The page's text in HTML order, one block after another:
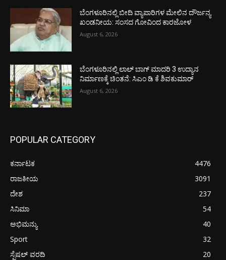
ಬೆಂಗಳೂರಿನಲ್ಲಿ ಬೀದಿ ವ್ಯಾಪಾರಿಗಳ ಮೇಲಿನ ದೌರ್ಜನ್ಯ
ಖಂಡನೀಯ: ಸಂಸದ ಗೋವಿಂದ ಕಾರಜೋಳ
August 6, 2026
ಬೆಂಗಳೂರಿನಲ್ಲಿ ಲಾಲ್ ಬಾಗ್ ಮಾದರಿ 3 ಉದ್ಯಾನ
ನಿರ್ಮಾಣಕ್ಕೆ ಚಿಂತನೆ: ಸಿಎಂ ಡಿ ಕೆ ಶಿವಕುಮಾರ್
August 6, 2026
POPULAR CATEGORY
ಕರ್ನಾಟಕ
4476
ರಾಜಕೀಯ
3091
ದೇಶ
237
ಸಿನಿಮಾ
54
ಅಭಿಮನ್ಯು
40
Sport
32
ಸ್ಪೆಷಲ್ ವರದಿ
20